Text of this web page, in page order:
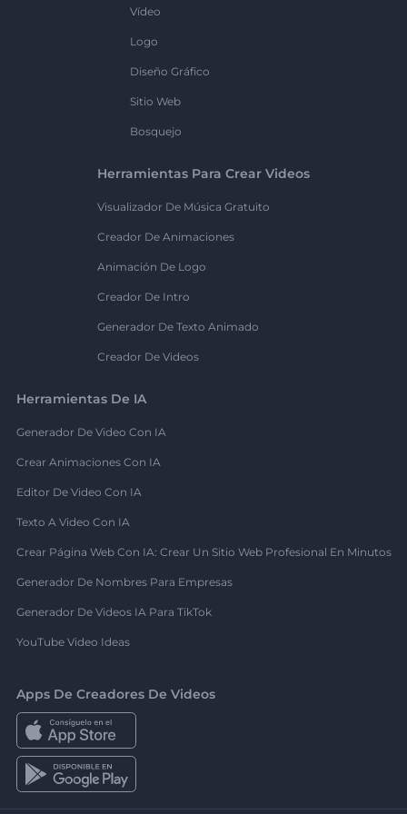
Vídeo
Logo
Diseño Gráfico
Sitio Web
Bosquejo
Herramientas Para Crear Videos
Visualizador De Música Gratuito
Creador De Animaciones
Animación De Logo
Creador De Intro
Generador De Texto Animado
Creador De Videos
Herramientas De IA
Generador De Video Con IA
Crear Animaciones Con IA
Editor De Video Con IA
Texto A Video Con IA
Crear Página Web Con IA: Crear Un Sitio Web Profesional En Minutos
Generador De Nombres Para Empresas
Generador De Videos IA Para TikTok
YouTube Video Ideas
Apps De Creadores De Videos